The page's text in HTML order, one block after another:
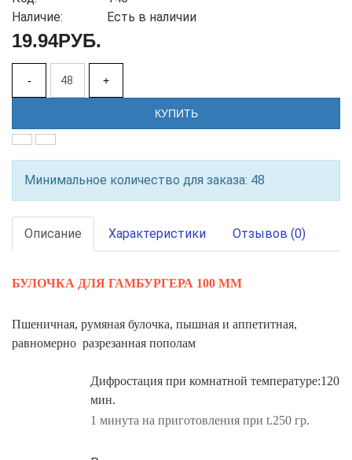
Наличие:
Есть в наличии
19.94РУБ.
- +
КУПИТЬ
Минимальное количество для заказа: 48
Описание Характеристики Отзывов (0)
БУЛОЧКА ДЛЯ ГАМБУРГЕРА 100 ММ
Пшеничная, румяная булочка, пышная и аппетитная,
равномерно разрезанная пополам
Дифростация при комнатной температуре:120
мин.
1 минута на приготовления при t.250 гр.